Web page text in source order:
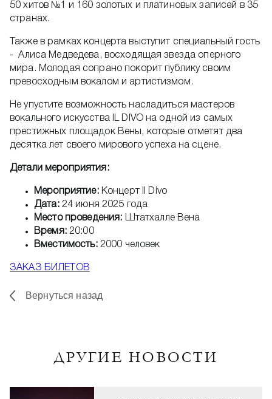
50 хитов №1 и 160 золотых и платиновых записей в 35
странах.
Также в рамках концерта выступит специальный гость
- Алиса Медведева, восходящая звезда оперного
мира. Молодая сопрано покорит публику своим
превосходным вокалом и артистизмом.
Не упустите возможность насладиться мастеров
вокального искусства IL DIVO на одной из самых
престижных площадок Вены, которые отметят два
десятка лет своего мирового успеха на сцене.
Детали мероприятия:
Мероприятие:Концерт Il Divo
Дата:24 июня 2025 года
Место проведения: Штатхалле Вена
Время:20:00
Вместимость:2000 человек
ЗАКАЗ БИЛЕТОВ
Вернуться назад
ДРУГИЕ НОВОСТИ